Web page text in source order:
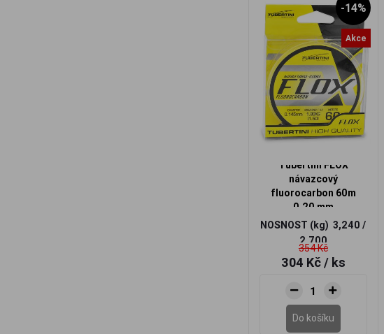
-14%
Akce
Tubertini FLOX
návazcový
fluorocarbon 60m
0,20 mm
NOSNOST (kg)3,240 /
2,700
354 Kč
304 Kč/ ks
Do košíku